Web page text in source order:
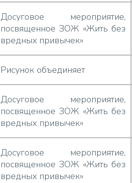
Досуговое мероприятие,
посвященное ЗОЖ «Жить без
вредных привычек»
Рисунок объединяет
Досуговое мероприятие,
посвященное ЗОЖ «Жить без
вредных привычек»
Досуговое мероприятие,
посвященное ЗОЖ «Жить без
вредных привычек»